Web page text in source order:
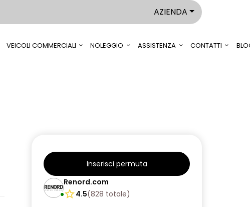
AZIENDA
VEICOLI COMMERCIALI NOLEGGIO ASSISTENZA CONTATTI
Inserisci permuta
Renord.com
4.5(828 totale)